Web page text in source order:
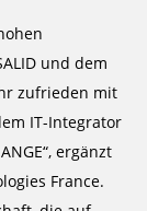
und dem
zufrieden mit
IT-Integrator
ergänzt
France.